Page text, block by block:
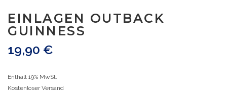
EINLAGEN OUTBACK
GUINNESS
19,90 €
Enthält 19% MwSt.
Kostenloser Versand